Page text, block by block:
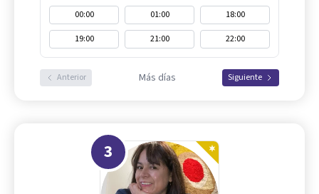
00:00 01:00
18:00
19:00
21:00 22:00
Anterior Más días Siguiente
3